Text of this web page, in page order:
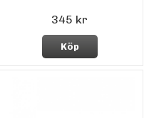
345 kr
Köp